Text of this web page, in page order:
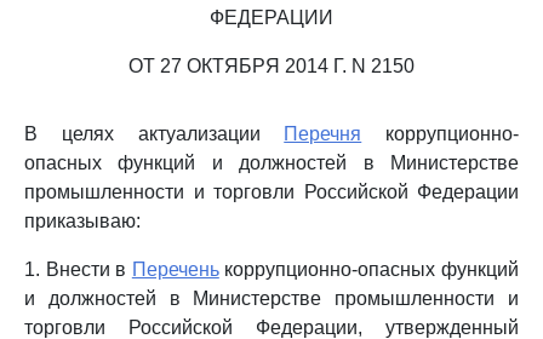
ФЕДЕРАЦИИ
ОТ 27 ОКТЯБРЯ 2014 Г. N 2150
В целях актуализации Перечня коррупционно-
опасных функций и должностей в Министерстве
промышленности и торговли Российской Федерации
приказываю:
1. Внести в Переченькоррупционно-опасных функций
и должностей в Министерстве промышленности и
торговли Российской Федерации, утвержденный